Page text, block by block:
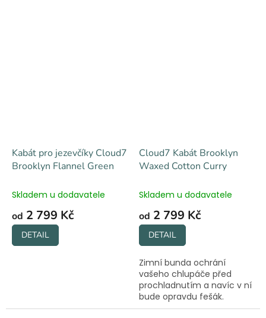
Kabát pro jezevčíky Cloud7
Brooklyn Flannel Green
Skladem u dodavatele
od 2 799 Kč
DETAIL
Cloud7 Kabát Brooklyn
Waxed Cotton Curry
Skladem u dodavatele
od 2 799 Kč
DETAIL
Zimní bunda ochrání
vašeho chlupáče před
prochladnutím a navíc v ní
bude opravdu fešák.
Praktická, stylová a